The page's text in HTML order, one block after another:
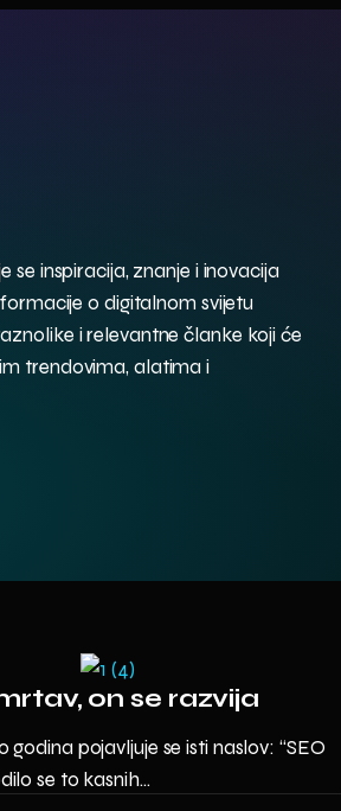
se inspiracija, znanje i inovacija
o digitalnom svijetu
i relevantne članke koji će
trendovima, alatima i
on se razvija
godina pojavljuje se isti naslov: “SEO
se to kasnih...